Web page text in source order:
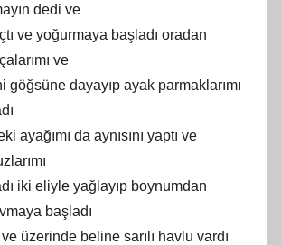
dedi ve
ve yoğurmaya başladı oradan
ve
göğsüne dayayıp ayak parmaklarımı
ayağımı da aynısını yaptı ve
iki eliyle yağlayıp boynumdan
başladı
üzerinde beline sarılı havlu vardı